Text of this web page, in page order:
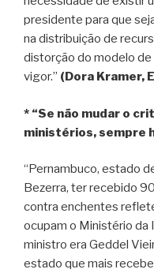
presidente para que
na distribuição de
distorção do modelo
vigor.” (Dora Kramer,
* “Se não mudar o
ministérios, sempre
“Pernambuco, estado
Bezerra, ter recebido
contra enchentes
ocupam o Ministério da
ministro era Geddel
estado que mais